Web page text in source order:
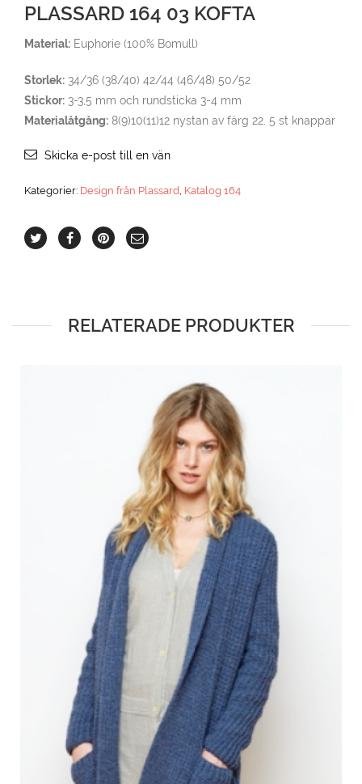
PLASSARD 164 03 KOFTA
Material: Euphorie (100% Bomull)
Storlek: 34/36 (38/40) 42/44 (46/48) 50/52
Stickor: 3-3,5 mm och rundsticka 3-4 mm
Materialåtgång: 8(9)10(11)12 nystan av färg 22. 5 st knappar
Skicka e-post till en vän
Kategorier: Design från Plassard Katalog 164
RELATERADE PRODUKTER